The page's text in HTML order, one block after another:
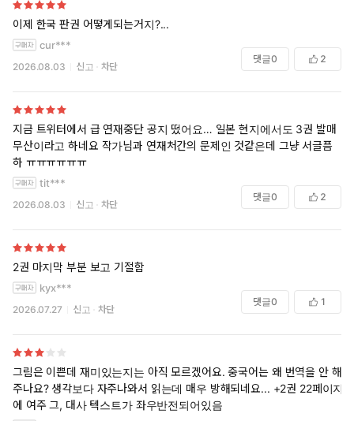
이제 한국 판권 어떻게되는거지?...
cur***
2026.08.03 신고 차단
댓글0 2
지금 트위터에서 급 연재중단 공지 떴어요… 일본 현지에서도 3권 발매
무산이라고 하네요 작가님과 연재처간의 문제인 것같은데 그냥 서글픔
하 ㅠㅠㅠㅠㅠㅠ
tit***
2026.08.03 신고 차단
댓글0 2
2권 마지막 부분 보고 기절함
kyx***
2026.07.27 신고 차단
댓글0 1
그림은 이쁜데 재미있는지는 아직 모르겠어요. 중국어는 왜 번역을 안 해
주나요? 생각보다 자주나와서 읽는데 매우 방해되네요... +2권 22페이지
에 여주 그, 대사 텍스트가 좌우반전되어있음